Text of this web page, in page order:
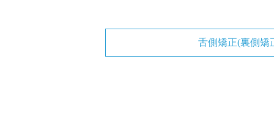
舌側矯正(裏側矯